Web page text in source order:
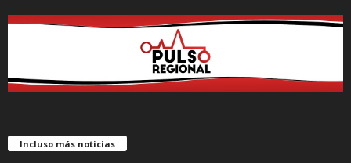
Incluso más noticias